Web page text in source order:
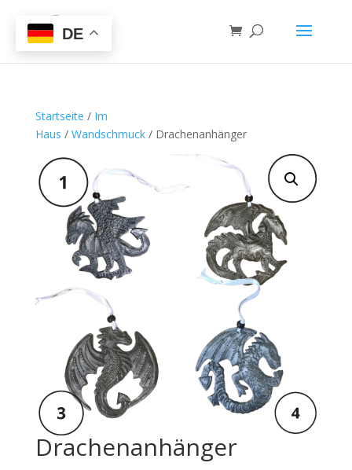
Startseite / Im
Haus / Wandschmuck/ Drachenanhänger
Drachenanhänger
DE